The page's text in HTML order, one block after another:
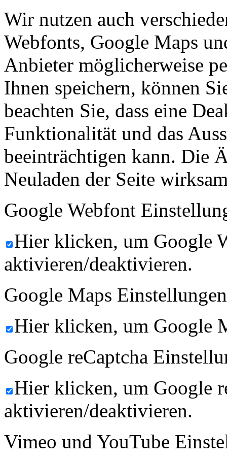
Wir nutzen auch
Webfonts, Google Maps
Anbieter möglicherweise
Ihnen speichern, können
beachten Sie, dass eine
Funktionalität und das
beeinträchtigen kann. Die
Neuladen der Seite
Google Webfont
Hier klicken, um Google
aktivieren/deaktivieren.
Google Maps
Hier klicken, um Google
Google reCaptcha
Hier klicken, um Google
aktivieren/deaktivieren.
Vimeo und YouTube